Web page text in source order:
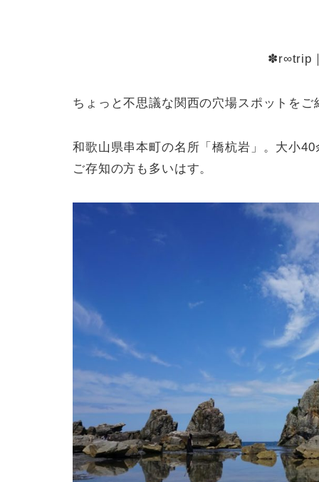
✽r∞trip
ちょっと不思議な関西の穴場スポットをご
和歌山県串本町の名所「橋杭岩」。大小
ご存知の方も多いはす。